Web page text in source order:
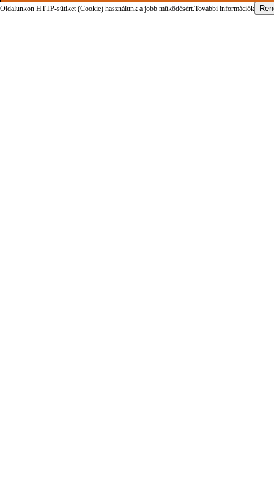
Oldalunkon HTTP-sütiket (Cookie) használunk a jobb működésért.További információk